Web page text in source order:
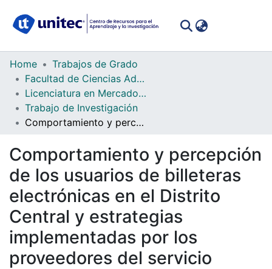
Communities
Collections
All of DSpace
Statistics
Home
Trabajos de Grado
Facultad de Ciencias Administrativas y Sociales
Licenciatura en Mercadotecnia
Trabajo de Investigación
Comportamiento y percepción de los usuarios de billeteras electrónicas en el Distrito Central y estrategias implementadas por los proveedores del servicio
Comportamiento y percepción
de los usuarios de billeteras
electrónicas en el Distrito
Central y estrategias
implementadas por los
proveedores del servicio